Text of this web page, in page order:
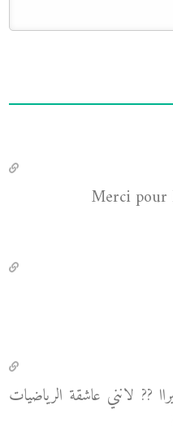
Merci pour
?? لانني عاشقة الرياضيات